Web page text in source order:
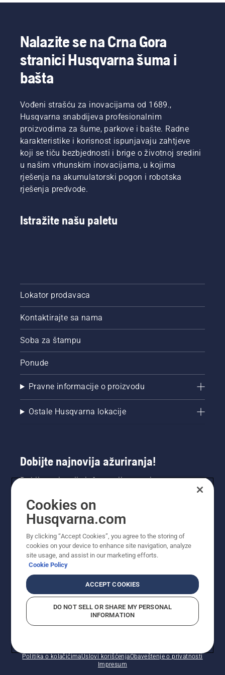
da ih
ponovo
učinite
lepima:
Nalazite se na Crna Gora
stranici Husqvarna šuma i
bašta
Vođeni strašću za inovacijama od 1689.,
Husqvarna snabdijeva profesionalnim
proizvodima za šume, parkove i bašte. Radne
karakteristike i korisnost ispunjavaju zahtjeve
koji se tiču bezbjednosti i brige o životnoj sredini
u našim vrhunskim inovacijama, u kojima
rješenja na akumulatorski pogon i robotska
rješenja predvode.
Istražite našu paletu
Lokator prodavaca
Kontaktirajte sa nama
Soba za štampu
Ponude
Pravne informacije o proizvodu
Ostale Husqvarna lokacije
Dobijte najnovija ažuriranja!
Dobijte najnovije informacije o novim
proizvodima, specijalnim ponudama i još mnogo
toga. Prijavite se na naš bilten ovdje.
Politika o kolačićimaUslovi korišćenjaObaveštenje o privatnosti
Impresum
Cookies on
Husqvarna.com
By clicking “Accept Cookies”, you agree to the storing of
cookies on your device to enhance site navigation, analyze
site usage, and assist in our marketing efforts.
Cookie Policy
ACCEPT COOKIES
DO NOT SELL OR SHARE MY PERSONAL
INFORMATION